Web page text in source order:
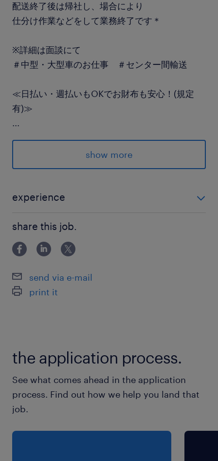
配送終了後は帰社し、場合により
仕分け作業などをして業務終了です＊
※詳細は面談にて
＃中型・大型車のお仕事 ＃センター間輸送
≪日払い・週払いもOKでお財布も安心！(規定
有)≫
...
派遣先の特徴
20代、30代が多数活躍中の活気ある職場です☆
日暮里・舎人ライナー／西新井大師西駅（車9
休日休暇
土日祝日
就業時間
残業
show more
experience
上の運転経験がある方 ※食品配送の経験がある方優遇
◎
share this job.
send via e-mail
print it
the application process.
See what comes ahead in the application
process. Find out how we help you land that
job.